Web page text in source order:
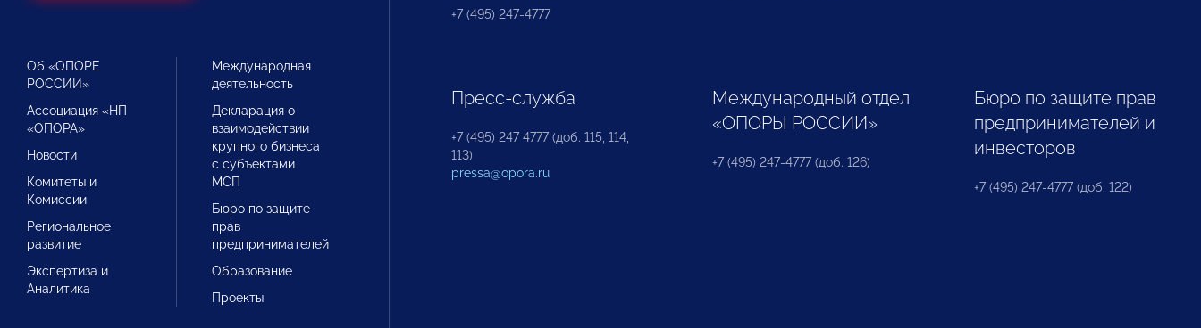
Об «ОПОРЕ
РОССИИ»
Ассоциация «НП
«ОПОРА»
Новости
Комитеты и
Комиссии
Региональное
развитие
Экспертиза и
Аналитика
Международная
деятельность
Декларация о
взаимодействии
крупного бизнеса
с субъектами
МСП
Бюро по защите
прав
предпринимателей
Образование
Проекты
+7 (495) 247-4777
Пресс-служба
+7 (495) 247 4777 (доб. 115, 114,
113)
pressa@opora.ru
Международный отдел
«ОПОРЫ РОССИИ»
+7 (495) 247-4777 (доб. 126)
Бюро по защите прав
предпринимателей и
инвесторов
+7 (495) 247-4777 (доб. 122)